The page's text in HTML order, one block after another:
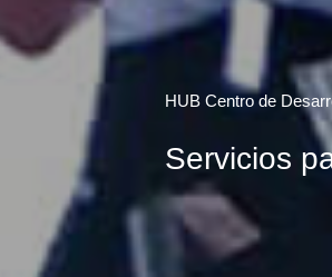
HUB Centro de
Servicios